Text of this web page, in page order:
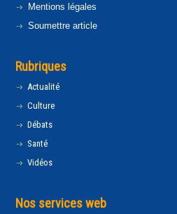
Mentions légales
Soumettre article
Rubriques
Actualité
Culture
Débats
Santé
Vidéos
Nos services web